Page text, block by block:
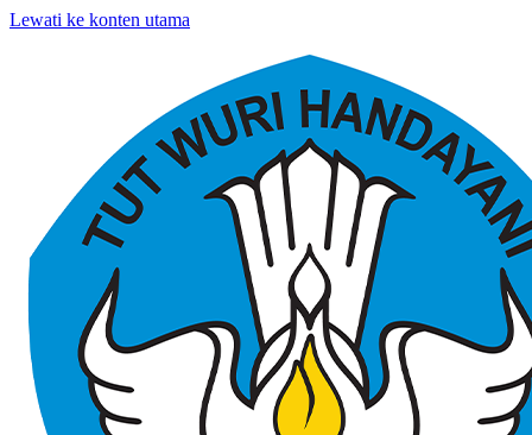
Lewati ke konten utama